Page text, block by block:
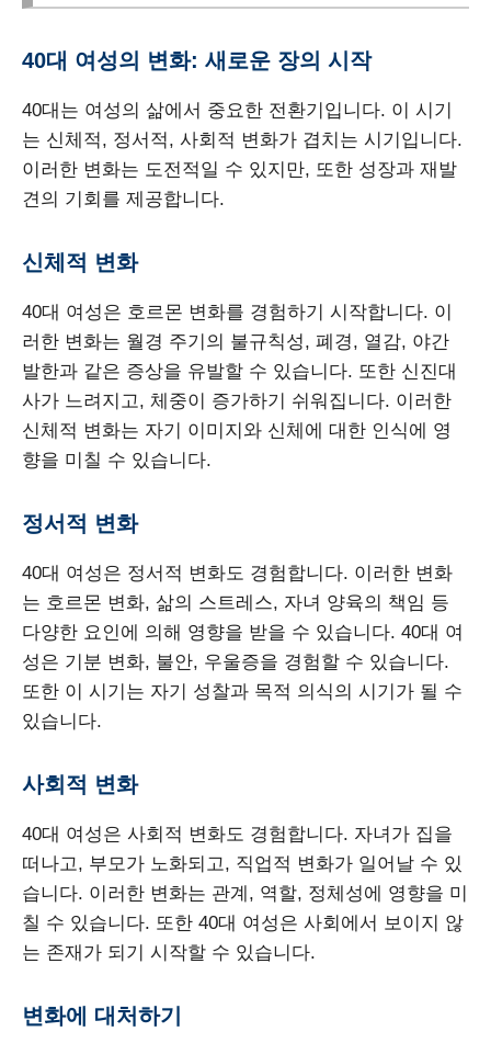
40대 여성의 변화: 새로운 장의 시작
40대는 여성의 삶에서 중요한 전환기입니다. 이 시기
는 신체적, 정서적, 사회적 변화가 겹치는 시기입니다.
이러한 변화는 도전적일 수 있지만, 또한 성장과 재발
견의 기회를 제공합니다.
신체적 변화
40대 여성은 호르몬 변화를 경험하기 시작합니다. 이
러한 변화는 월경 주기의 불규칙성, 폐경, 열감, 야간
발한과 같은 증상을 유발할 수 있습니다. 또한 신진대
사가 느려지고, 체중이 증가하기 쉬워집니다. 이러한
신체적 변화는 자기 이미지와 신체에 대한 인식에 영
향을 미칠 수 있습니다.
정서적 변화
40대 여성은 정서적 변화도 경험합니다. 이러한 변화
는 호르몬 변화, 삶의 스트레스, 자녀 양육의 책임 등
다양한 요인에 의해 영향을 받을 수 있습니다. 40대 여
성은 기분 변화, 불안, 우울증을 경험할 수 있습니다.
또한 이 시기는 자기 성찰과 목적 의식의 시기가 될 수
있습니다.
사회적 변화
40대 여성은 사회적 변화도 경험합니다. 자녀가 집을
떠나고, 부모가 노화되고, 직업적 변화가 일어날 수 있
습니다. 이러한 변화는 관계, 역할, 정체성에 영향을 미
칠 수 있습니다. 또한 40대 여성은 사회에서 보이지 않
는 존재가 되기 시작할 수 있습니다.
변화에 대처하기